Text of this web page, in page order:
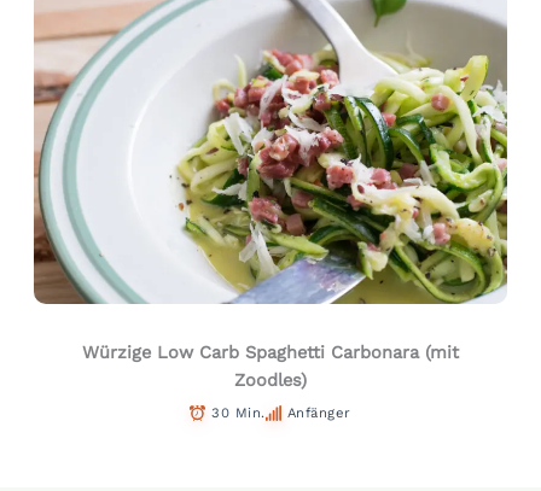
Würzige Low Carb Spaghetti Carbonara (mit
Zoodles)
30 Min. Anfänger